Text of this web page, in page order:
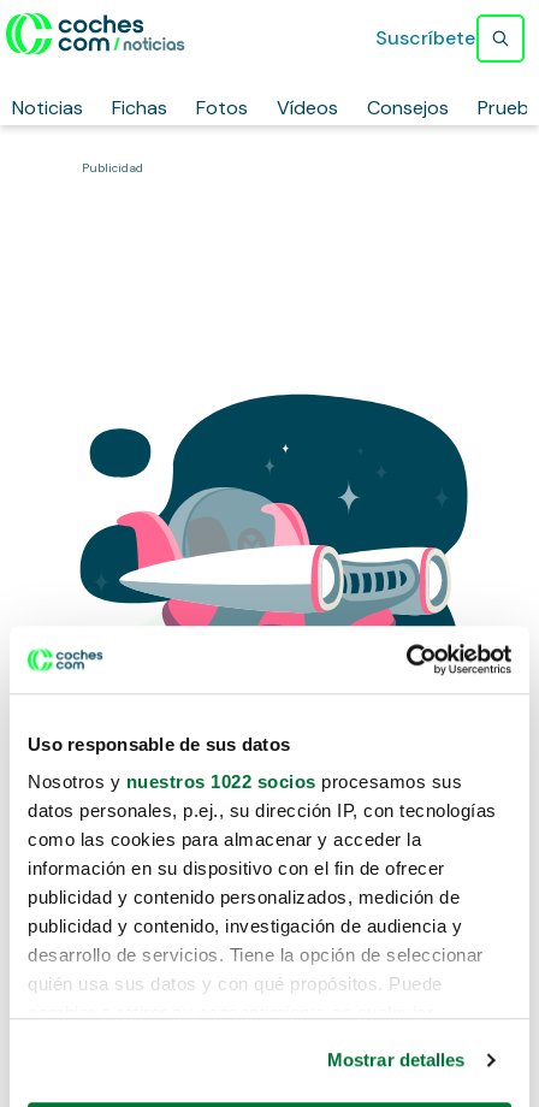
Uso responsable de sus datos
Nosotros y nuestros 1022 socios procesamos sus
datos personales, p.ej., su dirección IP, con tecnologías
como las cookies para almacenar y acceder la
información en su dispositivo con el fin de ofrecer
publicidad y contenido personalizados, medición de
publicidad y contenido, investigación de audiencia y
desarrollo de servicios. Tiene la opción de seleccionar
quién usa sus datos y con qué propósitos. Puede
Mostrar detalles
Noticias Fichas Fotos Vídeos Consejos
Suscríbete
Publicidad
Lo sentimos, no sabemos como
te hemos traido hasta aquí.
Pero puedes encontrar el coche que estás
buscando en alguno de estos enlaces: